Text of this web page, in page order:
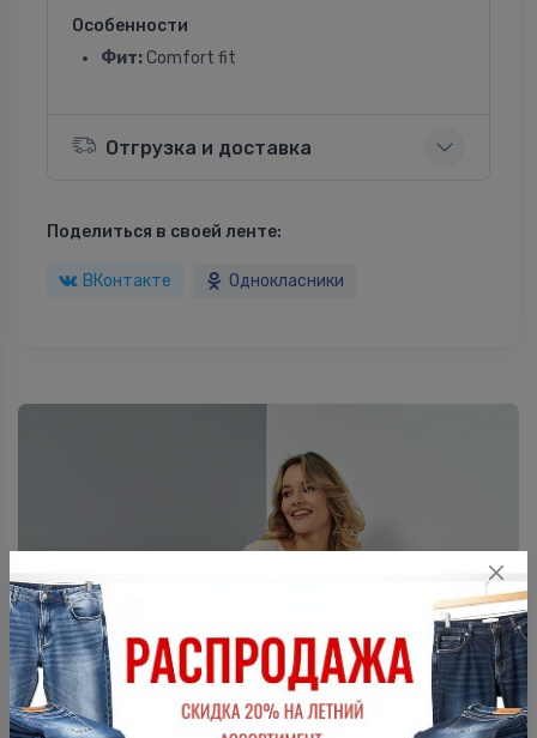
Особенности
Фит: Comfort fit
Отгрузка и доставка
Поделиться в своей ленте:
ВКонтакте Однокласники